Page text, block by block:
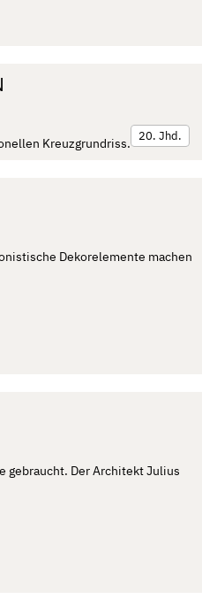
Kreuzgrundriss. 20. Jhd.
Dekorelemente machen
gebraucht. Der Architekt Julius